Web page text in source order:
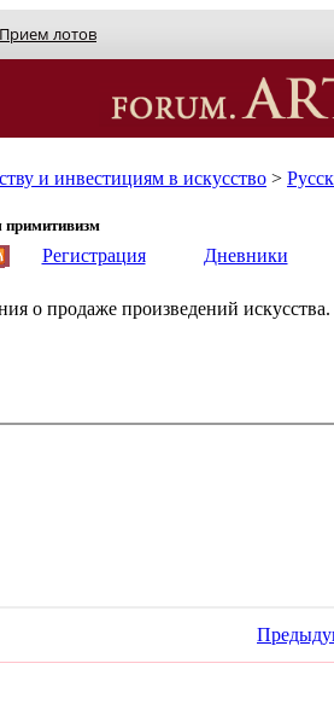
Прием лотов
и инвестициям в искусство >
Регистрация Дневники
о продаже произведений искусства.